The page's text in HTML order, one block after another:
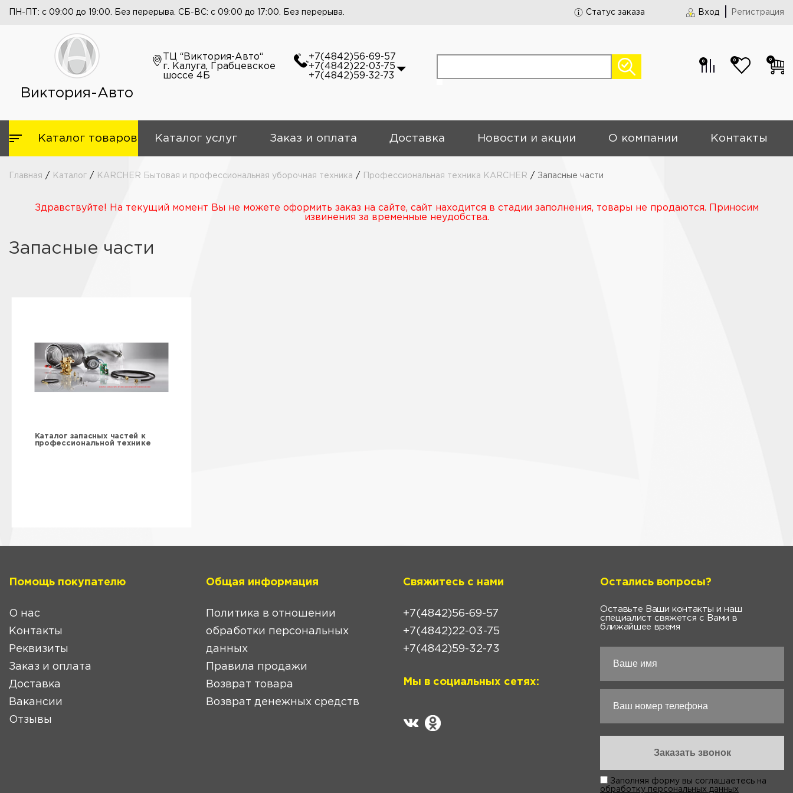
ПН-ПТ: с 09:00 до 19:00. Без перерыва. СБ-ВС: с 09:00 до 17:00. Без перерыва. Статус заказа Вход Регистрация
Виктория-Авто
ТЦ “Виктория-Авто“
г. Калуга, Грабцевское
шоссе 4Б
+7(4842)56-69-57
+7(4842)22-03-75
+7(4842)59-32-73
0 0 0
Каталог товаров Каталог услуг Заказ и оплата Доставка Новости и акции О компании Контакты
Главная / Каталог / KARCHER Бытовая и профессиональная уборочная техника / Профессиональная техника KARCHER / Запасные части
Здравствуйте! На текущий момент Вы не можете оформить заказ на сайте, сайт находится в стадии заполнения, товары не продаются. Приносим
извинения за временные неудобства.
Запасные части
Каталог запасных частей к
профессиональной технике
Помощь покупателю
О нас
Контакты
Реквизиты
Заказ и оплата
Доставка
Вакансии
Отзывы
Общая информация
Политика в отношении
обработки персональных
данных
Правила продажи
Возврат товара
Возврат денежных средств
Свяжитесь с нами
+7(4842)56-69-57
+7(4842)22-03-75
+7(4842)59-32-73
Мы в социальных сетях:
Остались вопросы?
Оставьте Ваши контакты и наш
специалист свяжется с Вами в
ближайшее время
Заполняя форму вы соглашаетесь на
обработку персональных данных